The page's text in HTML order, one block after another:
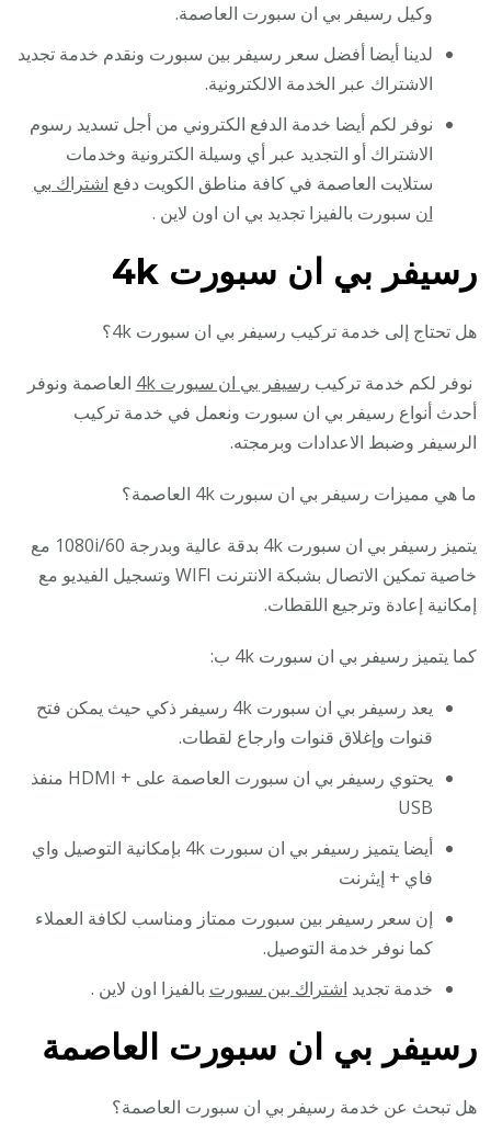
وكيل رسيفر بي ان سبورت العاصمة.
لدينا أيضا أفضل سعر رسيفر بين سبورت ونقدم خدمة تجديد
الاشتراك عبر الخدمة الالكترونية.
نوفر لكم أيضا خدمة الدفع الكتروني من أجل تسديد رسوم
الاشتراك أو التجديد عبر أي وسيلة الكترونية وخدمات
ستلايت العاصمة في كافة مناطق الكويت دفع اشتراك بي
ان سبورت بالفيزا تجديد بي ان اون لاين .
رسيفر بي ان سبورت 4k
هل تحتاج إلى خدمة تركيب رسيفر بي ان سبورت 4k؟
نوفر لكم خدمة تركيب رسيفر بي ان سبورت 4k
العاصمة ونوفر
أحدث أنواع رسيفر بي ان سبورت ونعمل في خدمة تركيب
الرسيفر وضبط الاعدادات وبرمجته.
ما هي مميزات رسيفر بي ان سبورت 4k العاصمة؟
يتميز رسيفر بي ان سبورت 4k بدقة عالية وبدرجة 1080i/60 مع
خاصية تمكين الاتصال بشبكة الانترنت WIFI وتسجيل الفيديو مع
إمكانية إعادة وترجيع اللقطات.
كما يتميز رسيفر بي ان سبورت 4k ب:
يعد رسيفر بي ان سبورت 4k رسيفر ذكي حيث يمكن فتح
قنوات وإغلاق قنوات وارجاع لقطات.
يحتوي رسيفر بي ان سبورت العاصمة على + HDMI منفذ
USB
أيضا يتميز رسيفر بي ان سبورت 4k بإمكانية التوصيل واي
فاي + إيثرنت
إن سعر رسيفر بين سبورت ممتاز ومناسب لكافة العملاء
كما نوفر خدمة التوصيل.
خدمة تجديد اشتراك بين سبورت بالفيزا اون لاين .
رسيفر بي ان سبورت العاصمة
هل تبحث عن خدمة رسيفر بي ان سبورت العاصمة؟